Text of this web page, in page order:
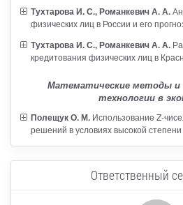
Тухтарова И. С., Романкевич А. А.
физических лиц в России и его
Тухтарова И. С., Романкевич А. А.
кредитования физических лиц в
Математические методы
технологии в
Полещук О. М.Использование Z-
решений в условиях высокой
Ответственный